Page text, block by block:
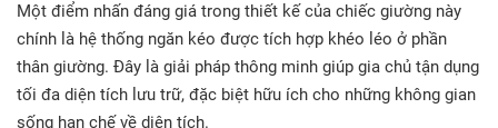
Một điểm nhấn đáng giá trong thiết kế của chiếc giường này
chính là hệ thống ngăn kéo được tích hợp khéo léo ở phần
thân giường. Đây là giải pháp thông minh giúp gia chủ tận dụng
tối đa diện tích lưu trữ, đặc biệt hữu ích cho những không gian
sống hạn chế về diện tích.